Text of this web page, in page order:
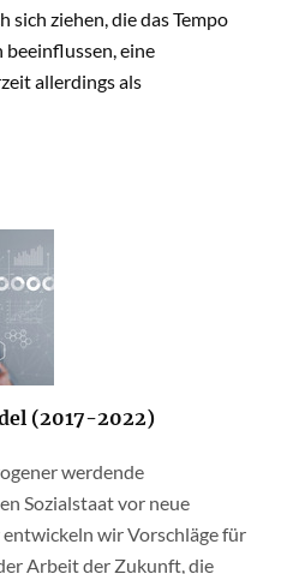
sich ziehen, die das Tempo
eine
allerdings als
(2017-2022)
werdende
Sozialstaat vor neue
wir Vorschläge für
Arbeit der Zukunft, die